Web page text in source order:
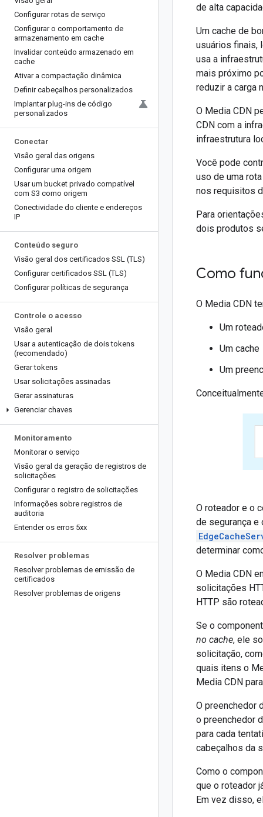
Configurar rotas de serviço
Configurar o comportamento de
armazenamento em cache
Invalidar conteúdo armazenado em
cache
Ativar a compactação dinâmica
Definir cabeçalhos personalizados
Implantar plug-ins de código
personalizados
Conectar
Visão geral das origens
Configurar uma origem
Usar um bucket privado compatível
com S3 como origem
Conectividade do cliente e endereços
IP
Conteúdo seguro
Visão geral dos certificados SSL (TLS)
Configurar certificados SSL (TLS)
Configurar políticas de segurança
Controle o acesso
Visão geral
Usar a autenticação de dois tokens
(recomendado)
Gerar tokens
Usar solicitações assinadas
Gerar assinaturas
Gerenciar chaves
Monitoramento
Monitorar o serviço
Visão geral da geração de registros de
solicitações
Configurar o registro de solicitações
Informações sobre registros de
auditoria
Entender os erros 5xx
Resolver problemas
Resolver problemas de emissão de
certificados
Resolver problemas de origens
de alta
Um cache de
usuários finais,
usa a
mais próximo
reduzir a carga
O Media CDN
CDN com a
infraestrutura
Você pode
uso de uma
nos requisitos
Para
dois produtos
Como
O Media CDN
Um
Um cache
Um
O roteador e o
de segurança e
determinar
O Media CDN
solicitações
HTTP são
Se o
no cache, ele
solicitação,
quais itens o
Media CDN
O preenchedor
o preenchedor
para cada
cabeçalhos da
Como o
que o roteador
Em vez disso,